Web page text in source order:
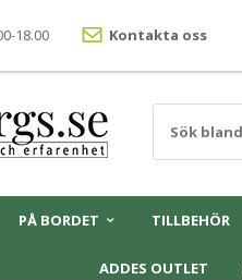
18.00 Kontakta oss
PÅ BORDET TILLBEHÖR
ADDES OUTLET